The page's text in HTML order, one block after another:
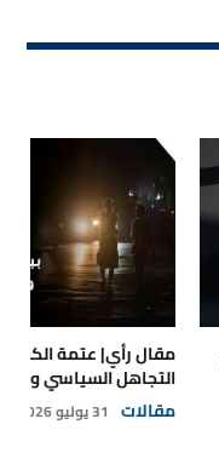
مقال رأي| عتمة
التجاهل السياسي
مقالات 31 يوليو 2026